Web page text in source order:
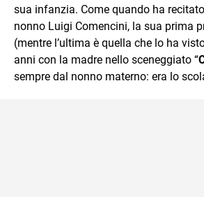
sua infanzia. Come quando ha
nonno Luigi Comencini, la sua prima
(mentre l’ultima è quella che lo ha
anni con la madre nello sceneggiato “
sempre dal nonno materno: era lo